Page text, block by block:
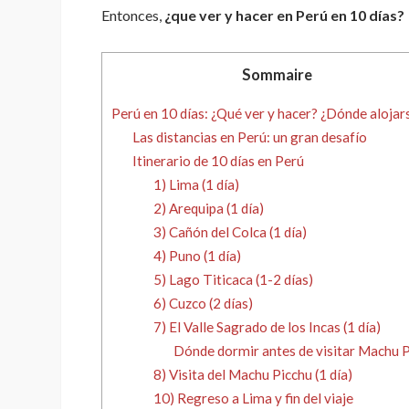
Entonces, ¿que ver y hacer en Perú en 10 días?
Sommaire
Perú en 10 días: ¿Qué ver y hacer? ¿Dónde
Las distancias en Perú: un gran desafío
Itinerario de 10 días en Perú
1) Lima (1 día)
2) Arequipa (1 día)
3) Cañón del Colca (1 día)
4) Puno (1 día)
5) Lago Titicaca (1-2 días)
6) Cuzco (2 días)
7) El Valle Sagrado de los Incas (1 día)
Dónde dormir antes de visitar Machu
8) Visita del Machu Picchu (1 día)
10) Regreso a Lima y fin del viaje